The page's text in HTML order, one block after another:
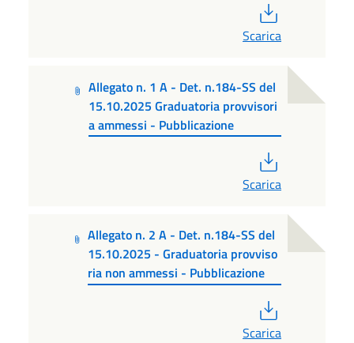
Scarica
Allegato n. 1 A - Det. n.184-SS del
15.10.2025 Graduatoria provvisori
a ammessi - Pubblicazione
Scarica
Allegato n. 2 A - Det. n.184-SS del
15.10.2025 - Graduatoria provviso
ria non ammessi - Pubblicazione
Scarica